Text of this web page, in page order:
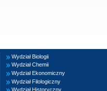
Wydział Biologii
Wydział Chemii
Wydział Ekonomiczny
Wydział Filologiczny
Wydział Historyczny